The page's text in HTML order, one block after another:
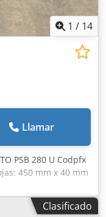
1 / 14
Llamar
PSB 280 U Codpfx
450 mm x 40 mm
redondo: 280 mm
240 mm Capacidad
de corte a
Clasificado